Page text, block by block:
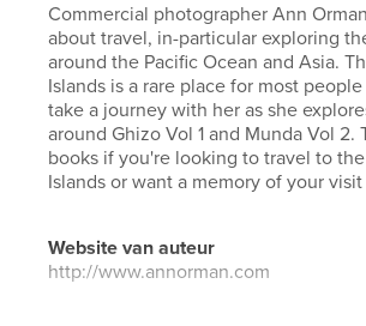
Commercial photographer Ann
about travel, in-particular exploring
around the Pacific Ocean and Asia.
Islands is a rare place for most
take a journey with her as she
around Ghizo Vol 1 and Munda Vol 2.
books if you're looking to travel to
Islands or want a memory of your
Website van auteur
http://www.annorman.com